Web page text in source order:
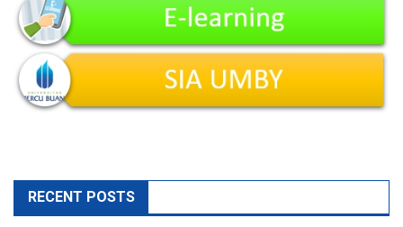
RECENT POSTS